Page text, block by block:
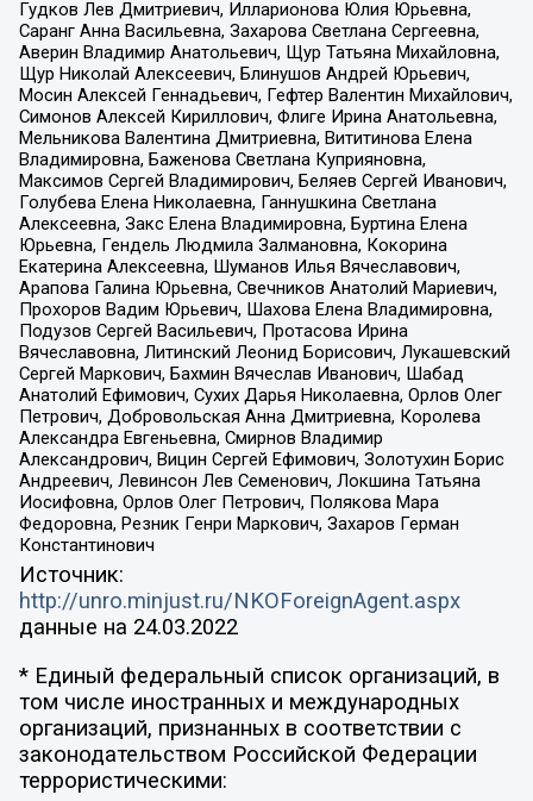
Гудков Лев Дмитриевич, Илларионова Юлия Юрьевна,
Саранг Анна Васильевна, Захарова Светлана Сергеевна,
Аверин Владимир Анатольевич, Щур Татьяна Михайловна,
Щур Николай Алексеевич, Блинушов Андрей Юрьевич,
Мосин Алексей Геннадьевич, Гефтер Валентин Михайлович,
Симонов Алексей Кириллович, Флиге Ирина Анатольевна,
Мельникова Валентина Дмитриевна, Вититинова Елена
Владимировна, Баженова Светлана Куприяновна,
Максимов Сергей Владимирович, Беляев Сергей Иванович,
Голубева Елена Николаевна, Ганнушкина Светлана
Алексеевна, Закс Елена Владимировна, Буртина Елена
Юрьевна, Гендель Людмила Залмановна, Кокорина
Екатерина Алексеевна, Шуманов Илья Вячеславович,
Арапова Галина Юрьевна, Свечников Анатолий Мариевич,
Прохоров Вадим Юрьевич, Шахова Елена Владимировна,
Подузов Сергей Васильевич, Протасова Ирина
Вячеславовна, Литинский Леонид Борисович, Лукашевский
Сергей Маркович, Бахмин Вячеслав Иванович, Шабад
Анатолий Ефимович, Сухих Дарья Николаевна, Орлов Олег
Петрович, Добровольская Анна Дмитриевна, Королева
Александра Евгеньевна, Смирнов Владимир
Александрович, Вицин Сергей Ефимович, Золотухин Борис
Андреевич, Левинсон Лев Семенович, Локшина Татьяна
Иосифовна, Орлов Олег Петрович, Полякова Мара
Федоровна, Резник Генри Маркович, Захаров Герман
Константинович
Источник:
http://unro.minjust.ru/NKOForeignAgent.aspx
данные на 24.03.2022
* Единый федеральный список организаций, в
том числе иностранных и международных
организаций, признанных в соответствии с
законодательством Российской Федерации
террористическими: